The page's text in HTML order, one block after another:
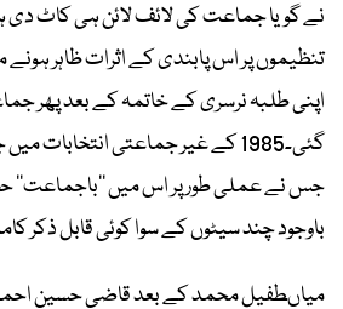
نے گویا جماعت کی لائف لائن ہی کاٹ دی
تنظیموں پر اس پابندی کے اثرات ظاہر
اپنی طلبہ نرسری کے خاتمہ کے بعد پھر
گئی۔1985 کے غیر جماعتی انتخابات
جس نے عملی طور پر اس میں ’’باجماعت‘‘
باوجود چند سیٹوں کے سوا کوئی قابل ذکر
میاںطفیل محمد کے بعد قاضی حسین